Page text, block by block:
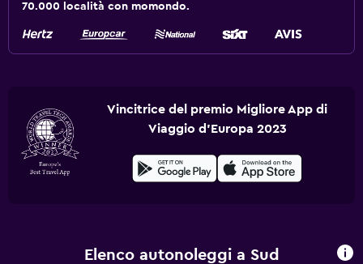
70.000 località con momondo.
Vincitrice del premio Migliore App di
Viaggio d'Europa 2023
Elenco autonoleggi a Sud